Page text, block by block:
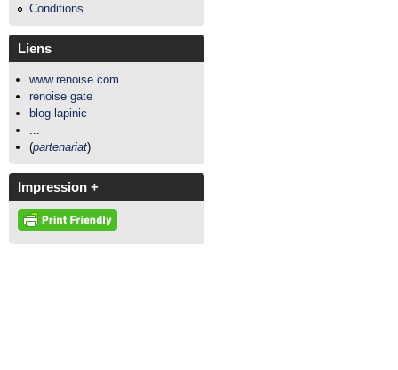
Conditions
Liens
www.renoise.com
renoise gate
blog lapinic
(partenariat)
Impression +